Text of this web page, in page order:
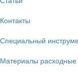
Контакты
Специальный
Материалы расходные